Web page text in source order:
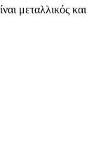
μεταλλικός και